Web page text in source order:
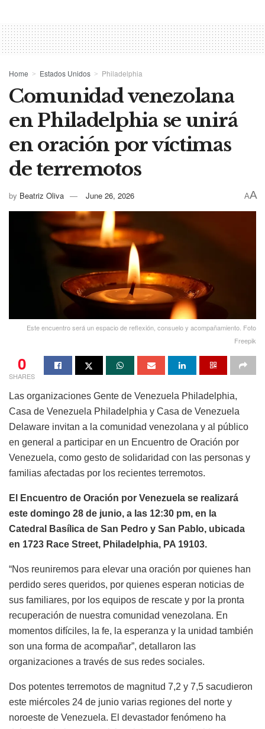
Home Estados Unidos Philadelphia
Comunidad venezolana
en Philadelphia se unirá
en oración por víctimas
de terremotos
by Beatriz Oliva June 26, 2026 AA
Este encuentro será un espacio de reflexión, consuelo y acompañamiento. Foto
Freepik
0
SHARES
Las organizaciones Gente de Venezuela Philadelphia,
Casa de Venezuela Philadelphia y Casa de Venezuela
Delaware invitan a la comunidad venezolana y al público
en general a participar en un Encuentro de Oración por
Venezuela, como gesto de solidaridad con las personas y
familias afectadas por los recientes terremotos.
El Encuentro de Oración por Venezuela se realizará
este domingo 28 de junio, a las 12:30 pm, en la
Catedral Basílica de San Pedro y San Pablo, ubicada
en 1723 Race Street, Philadelphia, PA 19103.
“Nos reuniremos para elevar una oración por quienes han
perdido seres queridos, por quienes esperan noticias de
sus familiares, por los equipos de rescate y por la pronta
recuperación de nuestra comunidad venezolana. En
momentos difíciles, la fe, la esperanza y la unidad también
son una forma de acompañar”, detallaron las
organizaciones a través de sus redes sociales.
Dos potentes terremotos de magnitud 7,2 y 7,5 sacudieron
este miércoles 24 de junio varias regiones del norte y
noroeste de Venezuela. El devastador fenómeno ha